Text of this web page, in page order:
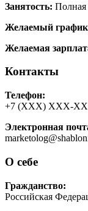
Занятость: Полная
Желаемый
Желаемая
Контакты
Телефон:
+7 (ХХХ) ХХХ-
Электронная
О себе
Гражданство:
Российская